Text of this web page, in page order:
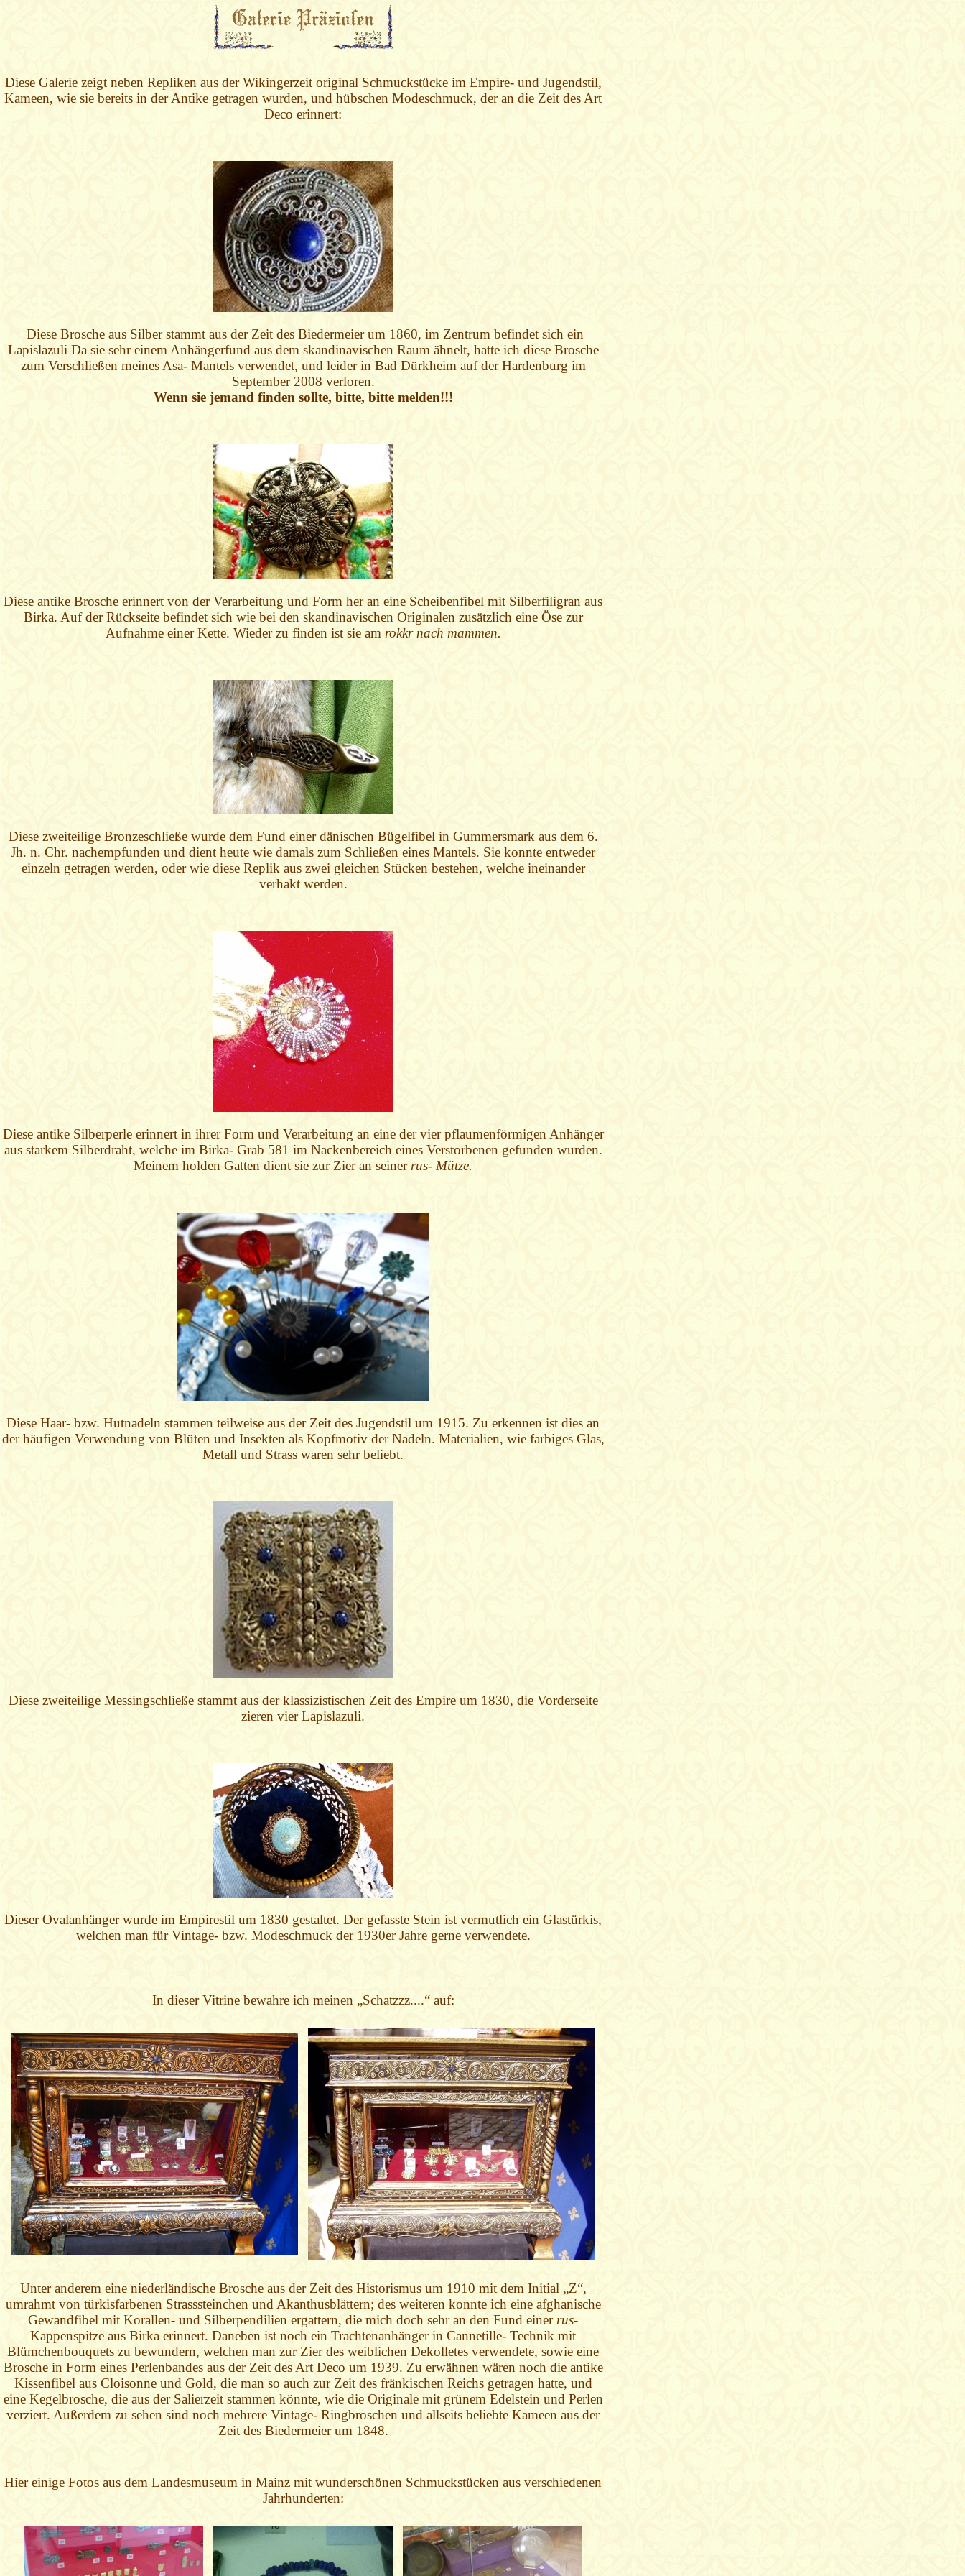
Diese Galerie zeigt neben Repliken aus der Wikingerzeit original Schmuckstücke im Empire- und Jugendstil,
Kameen, wie sie bereits in der Antike getragen wurden, und hübschen Modeschmuck, der an die Zeit des Art
Deco erinnert:
Diese Brosche aus Silber stammt aus der Zeit des Biedermeier um 1860, im Zentrum befindet sich ein
Lapislazuli Da sie sehr einem Anhängerfund aus dem skandinavischen Raum ähnelt, hatte ich diese Brosche
zum Verschließen meines Asa- Mantels verwendet, und leider in Bad Dürkheim auf der Hardenburg im
September 2008 verloren.
Wenn sie jemand finden sollte, bitte, bitte melden!!!
Diese antike Brosche erinnert von der Verarbeitung und Form her an eine Scheibenfibel mit Silberfiligran aus
Birka. Auf der Rückseite befindet sich wie bei den skandinavischen Originalen zusätzlich eine Öse zur
Aufnahme einer Kette. Wieder zu finden ist sie am rokkr nach mammen.
Diese zweiteilige Bronzeschließe wurde dem Fund einer dänischen Bügelfibel in Gummersmark aus dem 6.
Jh. n. Chr. nachempfunden und dient heute wie damals zum Schließen eines Mantels. Sie konnte entweder
einzeln getragen werden, oder wie diese Replik aus zwei gleichen Stücken bestehen, welche ineinander
verhakt werden.
Diese antike Silberperle erinnert in ihrer Form und Verarbeitung an eine der vier pflaumenförmigen Anhänger
aus starkem Silberdraht, welche im Birka- Grab 581 im Nackenbereich eines Verstorbenen gefunden wurden.
Meinem holden Gatten dient sie zur Zier an seiner rus- Mütze.
Diese Haar- bzw. Hutnadeln stammen teilweise aus der Zeit des Jugendstil um 1915. Zu erkennen ist dies an
der häufigen Verwendung von Blüten und Insekten als Kopfmotiv der Nadeln. Materialien, wie farbiges Glas,
Metall und Strass waren sehr beliebt.
Diese zweiteilige Messingschließe stammt aus der klassizistischen Zeit des Empire um 1830, die Vorderseite
zieren vier Lapislazuli.
Dieser Ovalanhänger wurde im Empirestil um 1830 gestaltet. Der gefasste Stein ist vermutlich ein Glastürkis,
welchen man für Vintage- bzw. Modeschmuck der 1930er Jahre gerne verwendete.
In dieser Vitrine bewahre ich meinen „Schatzzz....“ auf:
Unter anderem eine niederländische Brosche aus der Zeit des Historismus um 1910 mit dem Initial „Z“,
umrahmt von türkisfarbenen Strasssteinchen und Akanthusblättern; des weiteren konnte ich eine afghanische
Gewandfibel mit Korallen- und Silberpendilien ergattern, die mich doch sehr an den Fund einer rus-
Kappenspitze aus Birka erinnert. Daneben ist noch ein Trachtenanhänger in Cannetille- Technik mit
Blümchenbouquets zu bewundern, welchen man zur Zier des weiblichen Dekolletes verwendete, sowie eine
Brosche in Form eines Perlenbandes aus der Zeit des Art Deco um 1939. Zu erwähnen wären noch die antike
Kissenfibel aus Cloisonne und Gold, die man so auch zur Zeit des fränkischen Reichs getragen hatte, und
eine Kegelbrosche, die aus der Salierzeit stammen könnte, wie die Originale mit grünem Edelstein und Perlen
verziert. Außerdem zu sehen sind noch mehrere Vintage- Ringbroschen und allseits beliebte Kameen aus der
Zeit des Biedermeier um 1848.
Hier einige Fotos aus dem Landesmuseum in Mainz mit wunderschönen Schmuckstücken aus verschiedenen
Jahrhunderten: